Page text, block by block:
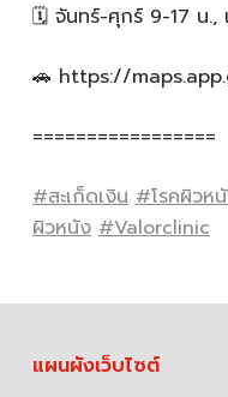
🗓️ จันทร์-ศุกร์ 9-17 น.,
🚗 https://
=================
#สะเก็ดเงิน #โรคผิวห
ผิวหนัง #Valorclinic
แผนผังเว็บไซต์